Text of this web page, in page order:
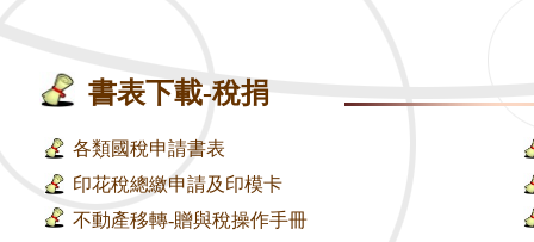
書表下載-稅捐
各類國稅申請書表
印花稅總繳申請及 印模卡
不動產移轉-贈與稅操作手冊